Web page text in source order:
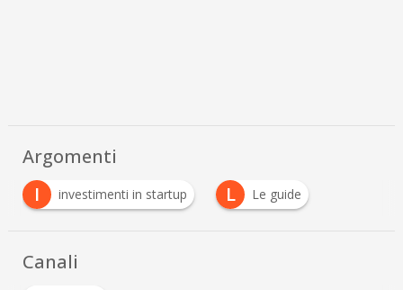
Argomenti
I
investimenti in startup L Le guide
Canali